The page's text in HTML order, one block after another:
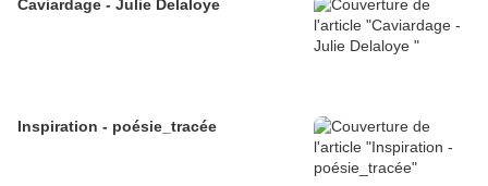
Caviardage - Julie Delaloye
Inspiration - poésie_tracée